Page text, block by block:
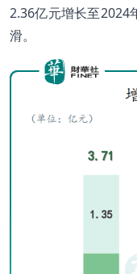
2.36亿元增长至2024
滑。